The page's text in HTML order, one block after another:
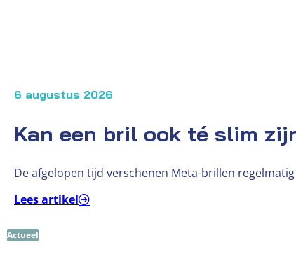
6 augustus 2026
Kan een bril ook té slim
De afgelopen tijd verschenen Meta-brillen
Lees artikel
Actueel